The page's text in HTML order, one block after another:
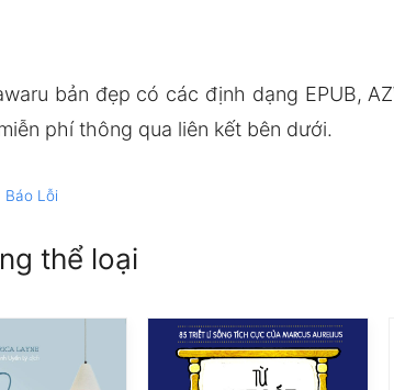
bản đẹp có các định dạng EPUB,
phí thông qua liên kết bên dưới.
Báo Lỗi
thể loại